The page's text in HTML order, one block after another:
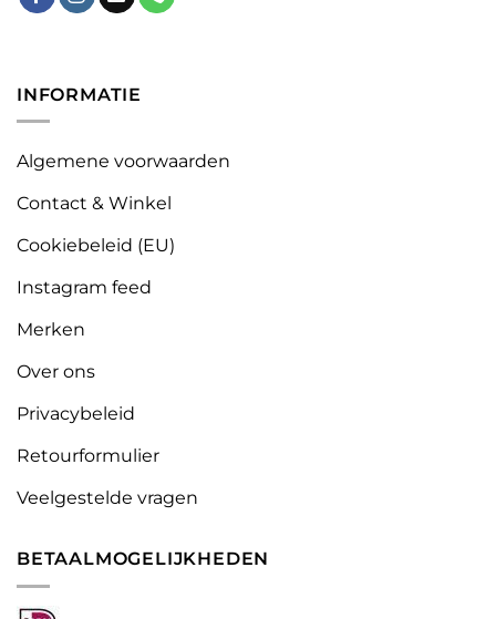
INFORMATIE
Algemene voorwaarden
Contact & Winkel
Cookiebeleid (EU)
Instagram feed
Merken
Over ons
Privacybeleid
Retourformulier
Veelgestelde vragen
BETAALMOGELIJKHEDEN